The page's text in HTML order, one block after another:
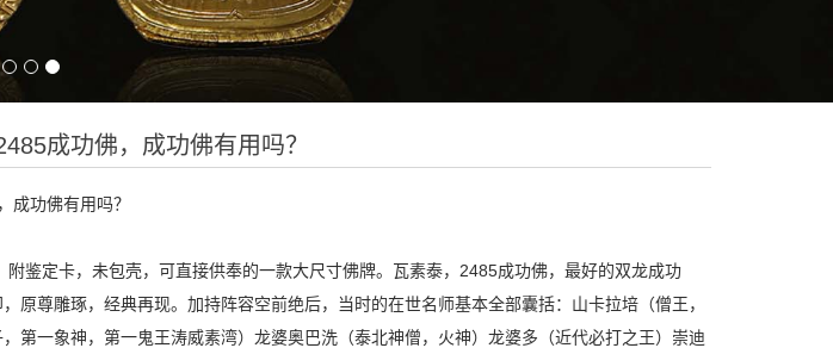
成功佛，成功佛有用吗？
成功佛有用吗？
附鉴定卡，未包壳，可直接供奉的一款大尺寸佛牌。瓦素泰，2485成功佛，最好的双龙成功
原尊雕琢，经典再现。加持阵容空前绝后，当时的在世名师基本全部囊括：山卡拉培（僧王，
第一象神，第一鬼王涛威素湾）龙婆奥巴洗（泰北神僧，火神）龙婆多（近代必打之王）崇迪